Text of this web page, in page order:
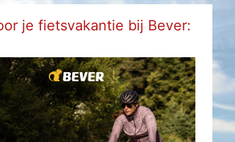
je fietsvakantie bij Bever: